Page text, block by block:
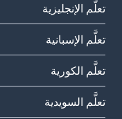
تعلَّم الإنجليزية
تعلَّم الإسبانية
تعلَّم الكورية
تعلَّم السويدية